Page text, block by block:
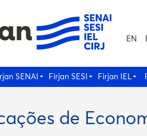
EN
SENAI Firjan SESI Firjan IEL
de